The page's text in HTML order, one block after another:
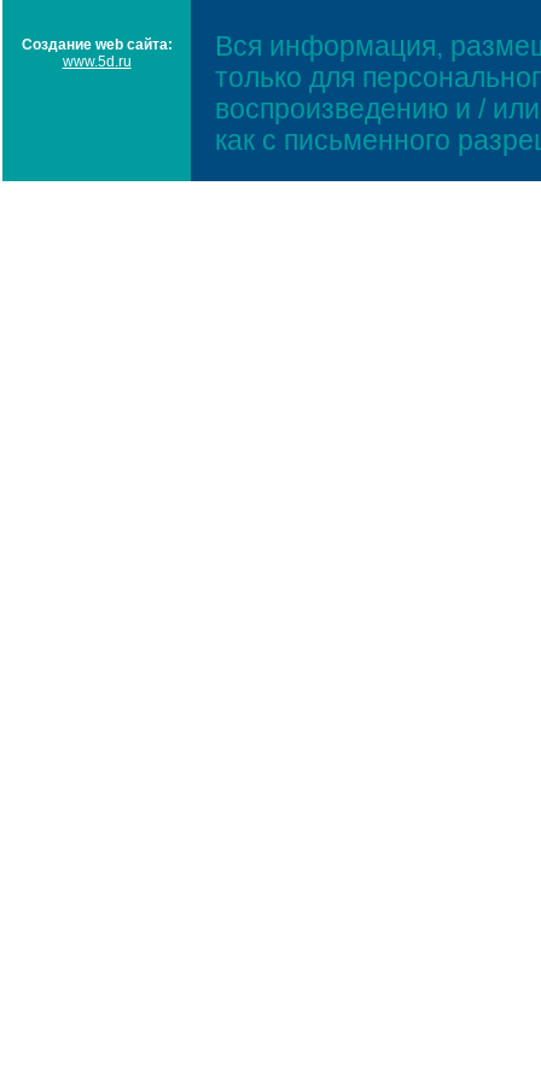
Создание web сайта:
www.5d.ru
Вся информация,
только для
воспроизведению и /
как с письменного